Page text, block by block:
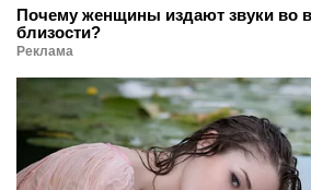
Почему женщины издают звуки во
близости?
Реклама